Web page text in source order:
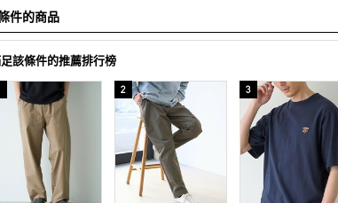
件的商品
該條件的推薦排行榜